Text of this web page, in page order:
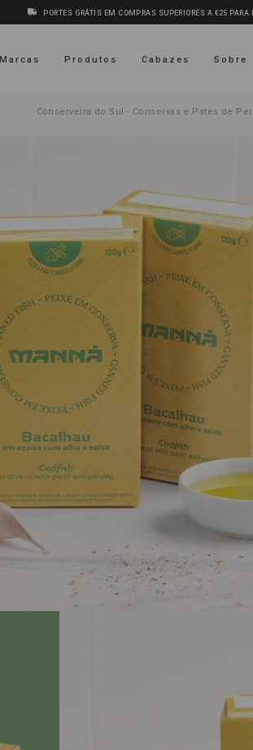
PORTES GRÁTIS EM COMPRAS SUPERIORES A €25
Marcas Produtos Cabazes Sobre
Conserveira do Sul - Conservas e Patés de